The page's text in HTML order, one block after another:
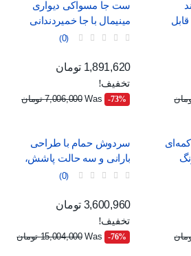
ست جا مسواکی دیواری
مینیمال با جا خمیردندانی
اتوماتیک، لیوان آهنربایی و دو
0
قیمت عادی
قیمت
1,891,620 تومان
تخفیف!
‎-73%
Was 7,006,000 تومان
سردوش حمام با طراحی
بارانی و سه حالت پاشش،
مناسب برای خانواده
0
قیمت عادی
قیمت
3,600,960 تومان
تخفیف!
‎-76%
Was 15,004,000 تومان